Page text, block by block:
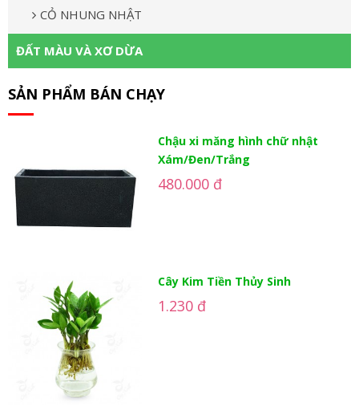
CỎ NHUNG NHẬT
ĐẤT MÀU VÀ XƠ DỪA
SẢN PHẨM BÁN CHẠY
Chậu xi măng hình chữ nhật
Xám/Đen/Trắng
480.000 đ
Cây Kim Tiền Thủy Sinh
1.230 đ